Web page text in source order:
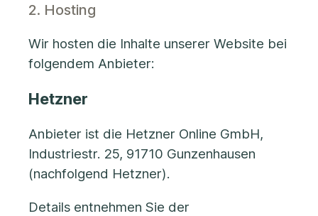
2. Hosting
Wir hosten die Inhalte unserer Website bei
folgendem Anbieter:
Hetzner
Anbieter ist die Hetzner Online GmbH,
Industriestr. 25, 91710 Gunzenhausen
(nachfolgend Hetzner).
Details entnehmen Sie der